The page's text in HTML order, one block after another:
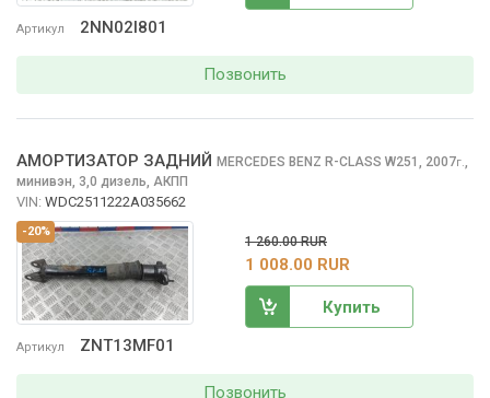
Артикул 2NN02I801
Позвонить
-20%
Артикул ZNT13MF01
АМОРТИЗАТОР ЗАДНИЙ MERCEDES BENZ R-CLASS W251, 2007г.,
минивэн, 3,0 дизель, АКПП
VIN: WDC2511222A035662
1 260.00 RUR
1 008.00 RUR
Купить
Позвонить